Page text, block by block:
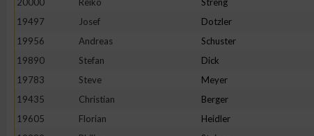
19497
Josef Dotzler
19956
Andreas Schuster
19890
Stefan Dick
19783
Steve Meyer
19435
Christian Berger
19605
Florian Heidler